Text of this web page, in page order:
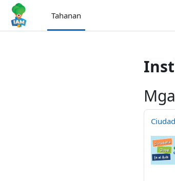
Lumaktaw patungo sa pangunahing nilalaman
Tahanan